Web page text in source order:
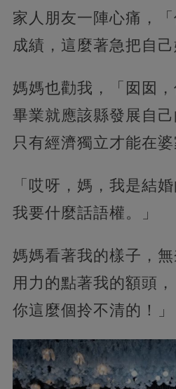
家人朋友一陣心痛，
成績，這麼著急把自己
媽媽也勸我，「囡囡
畢業就應該縣發展自
只有經濟獨立才能在婆
「哎呀，媽，我是結
我要什麼話語權。」
媽媽看著我的樣子，無
用力的點著我的額頭
你這麼個拎不清的！」